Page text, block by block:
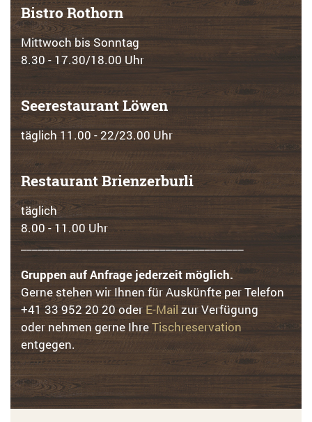
Bistro Rothorn
Mittwoch bis Sonntag
8.30 - 17.30/18.00 Uhr
Seerestaurant Löwen
täglich 11.00 - 22/23.00 Uhr
Restaurant Brienzerburli
täglich
8.00 - 11.00 Uhr
________________________________________
Gruppen auf Anfrage jederzeit möglich.
Gerne stehen wir Ihnen für Auskünfte per Telefon
+41 33 952 20 20 oderE-Mailzur Verfügung
oder nehmen gerne IhreTischreservation
entgegen.